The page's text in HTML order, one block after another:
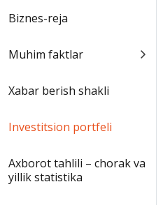
Biznes-reja
Muhim faktlar
Xabar berish shakli
Investitsion portfeli
Аxborot tahlili – chorak va
yillik statistika